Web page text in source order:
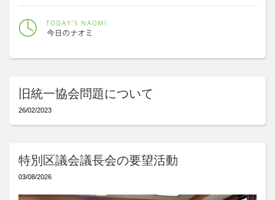
旧統一協会問題について
26/02/2023
特別区議会議長会の要望活動
03/08/2026